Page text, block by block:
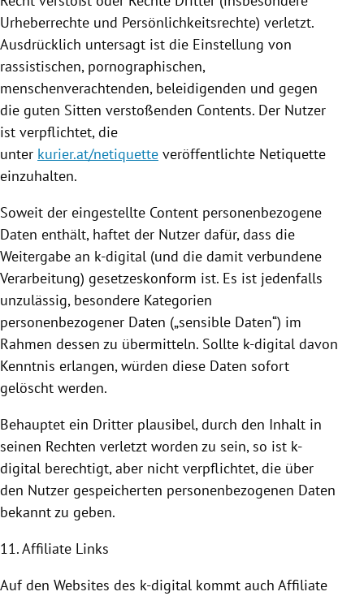
Urheberrechte und Persönlichkeitsrechte) verletzt.
Ausdrücklich untersagt ist die Einstellung von
rassistischen, pornographischen,
menschenverachtenden, beleidigenden und gegen
die guten Sitten verstoßenden Contents. Der Nutzer
ist verpflichtet, die
unter kurier.at/netiquette veröffentlichte Netiquette
einzuhalten.
Soweit der eingestellte Content personenbezogene
Daten enthält, haftet der Nutzer dafür, dass die
Weitergabe an k-digital (und die damit verbundene
Verarbeitung) gesetzeskonform ist. Es ist jedenfalls
unzulässig, besondere Kategorien
personenbezogener Daten („sensible Daten“) im
Rahmen dessen zu übermitteln. Sollte k-digital davon
Kenntnis erlangen, würden diese Daten sofort
gelöscht werden.
Behauptet ein Dritter plausibel, durch den Inhalt in
seinen Rechten verletzt worden zu sein, so ist k-
digital berechtigt, aber nicht verpflichtet, die über
den Nutzer gespeicherten personenbezogenen Daten
bekannt zu geben.
11. Affiliate Links
Auf den Websites des k-digital kommt auch Affiliate